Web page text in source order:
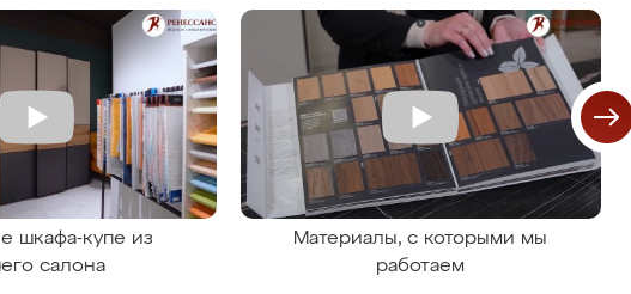
шкафа-купе из
салона
Материалы, с которыми мы
работаем